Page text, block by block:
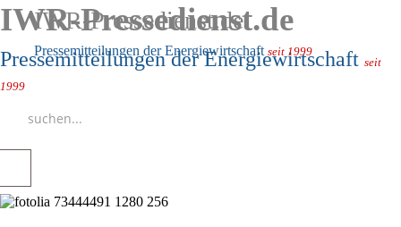
IWR-Pressedienst.de
Pressemitteilungen der Energiewirtschaft seit
1999
IWR-Pressedienst.de
Pressemitteilungen der Energiewirtschaft seit 1999